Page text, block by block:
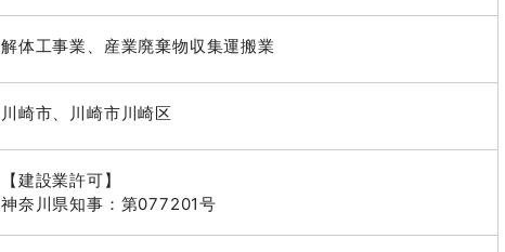
解体工事業、産業廃棄物収集運搬業
川崎市、川崎市川崎区
【建設業許可】
神奈川県知事：第077201号